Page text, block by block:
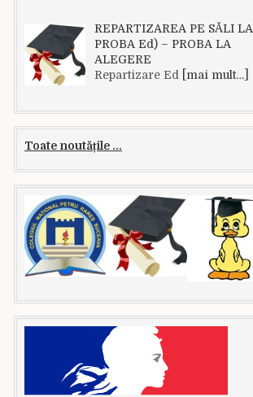
REPARTIZAREA PE SĂLI LA
PROBA Ed) – PROBA LA
ALEGERE
Repartizare Ed
[mai mult…]
Toate noutățile ...